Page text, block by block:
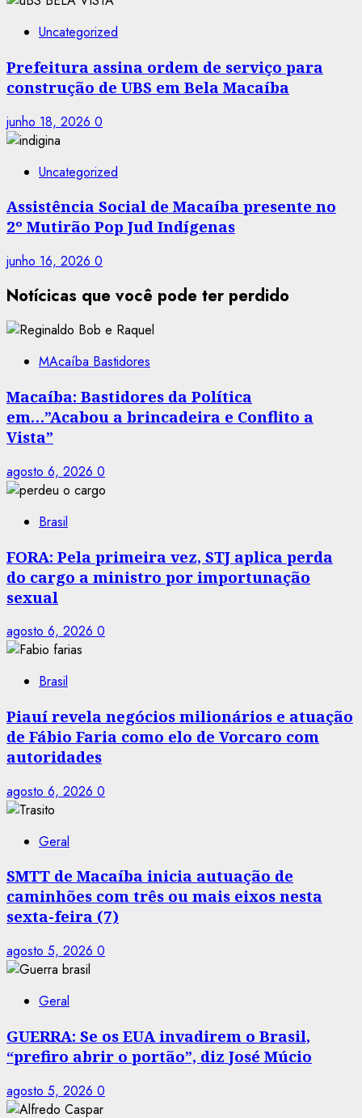
Uncategorized
Prefeitura assina ordem de serviço para
construção de UBS em Bela Macaíba
junho 18, 2026 0
Uncategorized
Assistência Social de Macaíba presente no
2º Mutirão Pop Jud Indígenas
junho 16, 2026 0
Notícicas que você pode ter perdido
MAcaíba Bastidores
Macaíba: Bastidores da Política
em…”Acabou a brincadeira e Conflito a
Vista”
agosto 6, 2026 0
Brasil
FORA: Pela primeira vez, STJ aplica perda
do cargo a ministro por importunação
sexual
agosto 6, 2026 0
Brasil
Piauí revela negócios milionários e atuação
de Fábio Faria como elo de Vorcaro com
autoridades
agosto 6, 2026 0
Geral
SMTT de Macaíba inicia autuação de
caminhões com três ou mais eixos nesta
sexta-feira (7)
agosto 5, 2026 0
Geral
GUERRA: Se os EUA invadirem o Brasil,
“prefiro abrir o portão”, diz José Múcio
agosto 5, 2026 0